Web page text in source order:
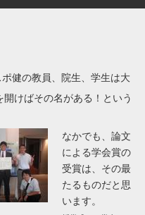
健の教員、院生、学生は大
けばその名がある！という
なかでも、論文
による学会賞の
受賞は、その最
たるものだと思
います。